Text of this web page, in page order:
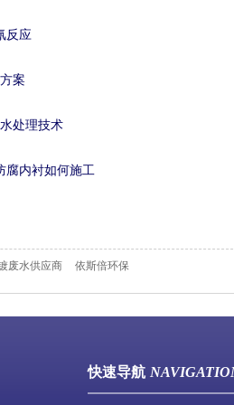
反应
案
处理技术
腐内衬如何施工
废水供应商 依斯倍环保
快速导航